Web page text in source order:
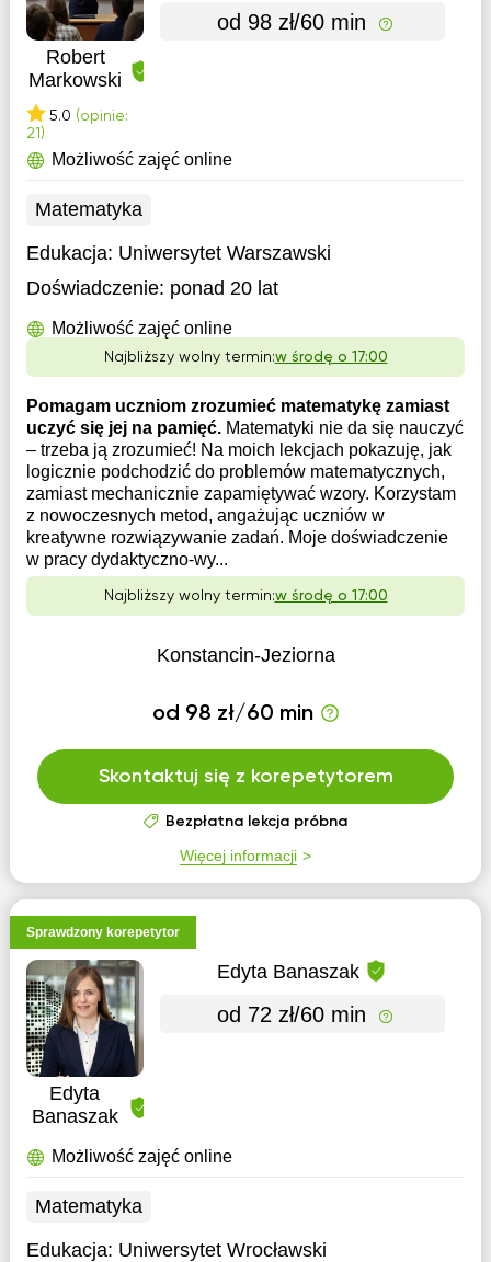
Robert
Markowski
5.0 (opinie:
21)
od 98 zł/60 min
Możliwość zajęć online
Matematyka
Edukacja: Uniwersytet Warszawski
Doświadczenie: ponad 20 lat
Możliwość zajęć online
Najbliższy wolny termin:w środę o 17:00
Pomagam uczniom zrozumieć matematykę zamiast
uczyć się jej na pamięć. Matematyki nie da się nauczyć
– trzeba ją zrozumieć! Na moich lekcjach pokazuję, jak
logicznie podchodzić do problemów matematycznych,
zamiast mechanicznie zapamiętywać wzory. Korzystam
z nowoczesnych metod, angażując uczniów w
kreatywne rozwiązywanie zadań. Moje doświadczenie
w pracy dydaktyczno-wy...
Najbliższy wolny termin:w środę o 17:00
Konstancin-Jeziorna
od 98 zł/60 min
Skontaktuj się z korepetytorem
Bezpłatna lekcja próbna
Więcej informacji
Sprawdzony korepetytor
Edyta
Banaszak
Edyta Banaszak
od 72 zł/60 min
Możliwość zajęć online
Matematyka
Edukacja: Uniwersytet Wrocławski